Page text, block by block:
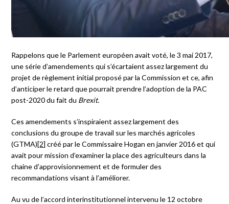
Rappelons que le Parlement européen avait voté, le 3 mai 2017,
une série d’amendements qui s’écartaient assez largement du
projet de règlement initial proposé par la Commission et ce, afin
d’anticiper le retard que pourrait prendre l’adoption de la PAC
post-2020 du fait du Brexit.
Ces amendements s’inspiraient assez largement des
conclusions du groupe de travail sur les marchés agricoles
(GTMA)[2] créé par le Commissaire Hogan en janvier 2016 et qui
avait pour mission d’examiner la place des agriculteurs dans la
chaine d’approvisionnement et de formuler des
recommandations visant à l’améliorer.
Au vu de l’accord interinstitutionnel intervenu le 12 octobre